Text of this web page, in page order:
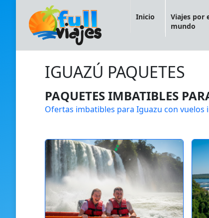
Inicio
Viajes por
mundo
IGUAZÚ PAQUETES
PAQUETES IMBATIBLES
Ofertas imbatibles para Iguazu con vuelos